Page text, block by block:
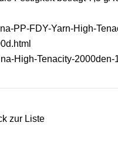
PP-FDY-Yarn-High-
High-Tenacity-
zur Liste